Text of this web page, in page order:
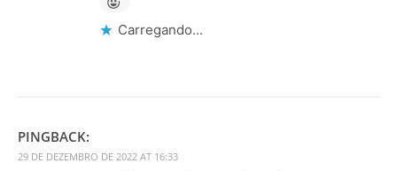
Carregando...
PINGBACK:
29 DE DEZEMBRO DE 2022 AT 16:33